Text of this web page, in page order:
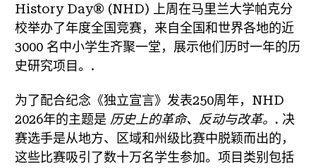
History Day® (NHD) 上周在马里兰大学帕克分
校举办了年度全国竞赛，来自全国和世界各地的近
3000 名中小学生齐聚一堂，展示他们历时一年的历
史研究项目。.
为了配合纪念《独立宣言》发表250周年，NHD
2026年的主题是 历史上的革命、反动与改革。. 决
赛选手是从地方、区域和州级比赛中脱颖而出的，
这些比赛吸引了数十万名学生参加。项目类别包括